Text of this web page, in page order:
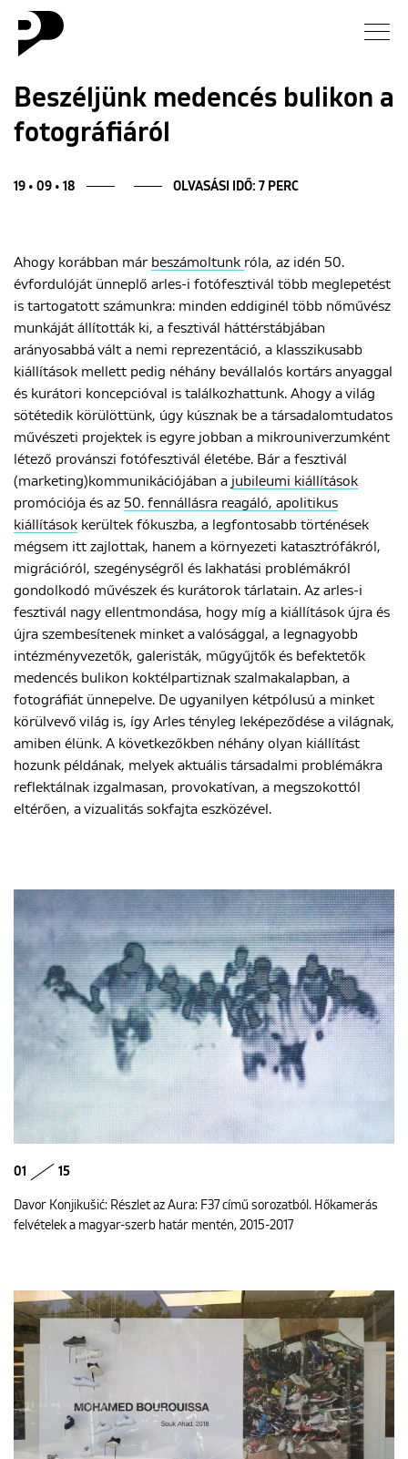
Hírek
Interjú
Blog
Rólunk
ENGLISH
Beszéljünk medencés bulikon a
fotográfiáról
19 • 09 • 18 OLVASÁSI IDŐ: 7 PERC
Ahogy korábban már beszámoltunk róla, az idén 50.
évfordulóját ünneplő arles-i fotófesztivál több meglepetést
is tartogatott számunkra: minden eddiginél több nőművész
munkáját állították ki, a fesztivál háttérstábjában
arányosabbá vált a nemi reprezentáció, a klasszikusabb
kiállítások mellett pedig néhány bevállalós kortárs anyaggal
és kurátori koncepcióval is találkozhattunk. Ahogy a világ
sötétedik körülöttünk, úgy kúsznak be a társadalomtudatos
művészeti projektek is egyre jobban a mikrouniverzumként
létező provánszi fotófesztivál életébe. Bár a fesztivál
(marketing)kommunikációjában a jubileumi kiállítások
promóciója és az 50. fennállásra reagáló, apolitikus
kiállítások kerültek fókuszba, a legfontosabb történések
mégsem itt zajlottak, hanem a környezeti katasztrófákról,
migrációról, szegénységről és lakhatási problémákról
gondolkodó művészek és kurátorok tárlatain. Az arles-i
fesztivál nagy ellentmondása, hogy míg a kiállítások újra és
újra szembesítenek minket a valósággal, a legnagyobb
intézményvezetők, galeristák, műgyűjtők és befektetők
medencés bulikon koktélpartiznak szalmakalapban, a
fotográfiát ünnepelve. De ugyanilyen kétpólusú a minket
körülvevő világ is, így Arles tényleg leképeződése a világnak,
amiben élünk. A következőkben néhány olyan kiállítást
hozunk példának, melyek aktuális társadalmi problémákra
reflektálnak izgalmasan, provokatívan, a megszokottól
eltérően, a vizualitás sokfajta eszközével.
01 15
Davor Konjikušić: Részlet az Aura: F37 című sorozatból. Hőkamerás
felvételek a magyar-szerb határ mentén, 2015-2017